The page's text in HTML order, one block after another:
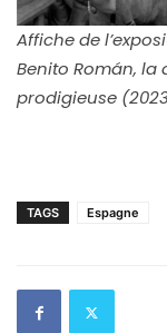
Affiche de
Benito Román, la
prodigieuse
TAGS Espagne